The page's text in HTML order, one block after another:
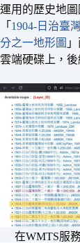
運用的歷史地
「 1904-日治臺
分之一地形圖
雲端硬碟上，後
在WMTS服